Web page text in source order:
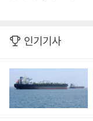
인기기사